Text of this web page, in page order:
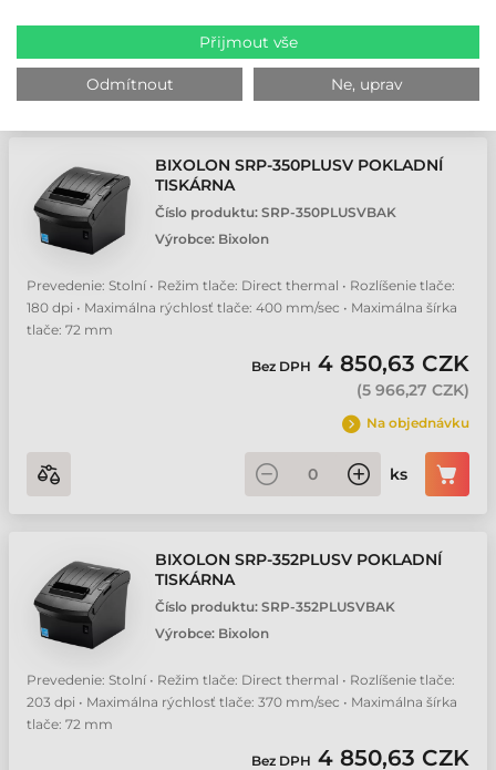
Na objednávku
ks
BIXOLON SRP-350PLUSV POKLADNÍ
TISKÁRNA
Číslo produktu: SRP-350PLUSVBAK
Výrobce: Bixolon
Prevedenie: Stolní • Režim tlače: Direct thermal • Rozlíšenie tlače:
180 dpi • Maximálna rýchlosť tlače: 400 mm/sec • Maximálna šírka
tlače: 72 mm
Bez DPH 4 850,63 CZK
(5 966,27 CZK)
Na objednávku
ks
BIXOLON SRP-352PLUSV POKLADNÍ
TISKÁRNA
Číslo produktu: SRP-352PLUSVBAK
Výrobce: Bixolon
Prevedenie: Stolní • Režim tlače: Direct thermal • Rozlíšenie tlače:
203 dpi • Maximálna rýchlosť tlače: 370 mm/sec • Maximálna šírka
tlače: 72 mm
Bez DPH 4 850,63 CZK
Přijmout vše
Odmítnout Ne, uprav